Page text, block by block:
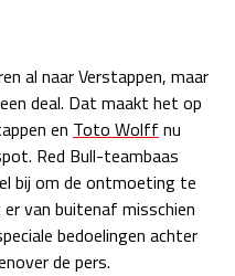
za 19:00 - 20:00
zo 17:00 - 19:00
al naar Verstappen, maar
deal. Dat maakt het op
en Toto Wolff nu
Red Bull-teambaas
bij om de ontmoeting te
van buitenaf misschien
bedoelingen achter
de pers.